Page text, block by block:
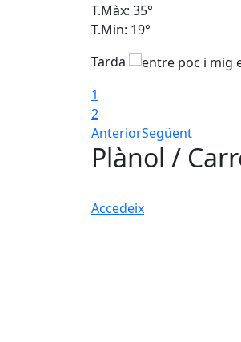
T.Màx: 35°
T.Min: 19°
Tarda
1
2
AnteriorSegüent
Plànol /
Accedeix